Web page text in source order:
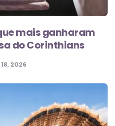
mais ganharam
do Corinthians
2026